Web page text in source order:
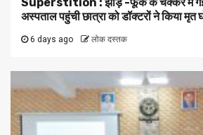
Superstition : झाड़ -फूंक के चक्कर में गई
अस्पताल पहुंची छात्रा को डॉक्टरों ने किया मृत
6 days ago लोक दस्तक